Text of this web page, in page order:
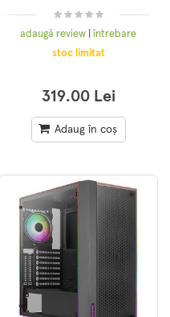
Middle Tower, ATX, ITX,
Micro ATX, Negru
adaugă review
întrebare
stoc limitat
319.00 Lei
Adaug în coș